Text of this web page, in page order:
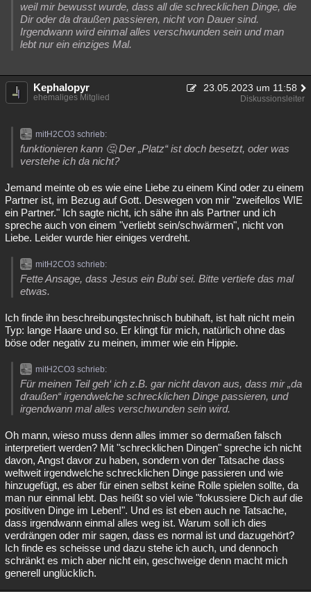
weil mir bewusst wurde, dass all die schrecklichen Dinge, die
Dir oder da draußen passieren, nicht von Dauer sind.
Irgendwann wird einmal alles verschwunden sein und man
lebt nur ein einziges Mal.
Kephalopyr 23.05.2023 um 11:58
ehemaliges Mitglied Diskussionsleiter
mitH2CO3 schrieb:
funktionieren kann 🤔 Der „Platz“ ist doch besetzt, oder was
verstehe ich da nicht?
Jemand meinte ob es wie eine Liebe zu einem Kind oder zu einem
Partner ist, im Bezug auf Gott. Deswegen von mir "zweifellos WIE
ein Partner." Ich sagte nicht, ich sähe ihn als Partner und ich
spreche auch von einem "verliebt sein/schwärmen", nicht von
Liebe. Leider wurde hier einiges verdreht.
mitH2CO3 schrieb:
Fette Ansage, dass Jesus ein Bubi sei. Bitte vertiefe das mal
etwas.
Ich finde ihn beschreibungstechnisch bubihaft, ist halt nicht mein
Typ: lange Haare und so. Er klingt für mich, natürlich ohne das
böse oder negativ zu meinen, immer wie ein Hippie.
mitH2CO3 schrieb:
Für meinen Teil geh‘ ich z.B. gar nicht davon aus, dass mir „da
draußen“ irgendwelche schrecklichen Dinge passieren, und
irgendwann mal alles verschwunden sein wird.
Oh mann, wieso muss denn alles immer so dermaßen falsch
interpretiert werden? Mit "schrecklichen Dingen" spreche ich nicht
davon, Angst davor zu haben, sondern von der Tatsache dass
weltweit irgendwelche schrecklichen Dinge passieren und wie
hinzugefügt, es aber für einen selbst keine Rolle spielen sollte, da
man nur einmal lebt. Das heißt so viel wie "fokussiere Dich auf die
positiven Dinge im Leben!". Und es ist eben auch ne Tatsache,
dass irgendwann einmal alles weg ist. Warum soll ich dies
verdrängen oder mir sagen, dass es normal ist und dazugehört?
Ich finde es scheisse und dazu stehe ich auch, und dennoch
schränkt es mich aber nicht ein, geschweige denn macht mich
generell unglücklich.